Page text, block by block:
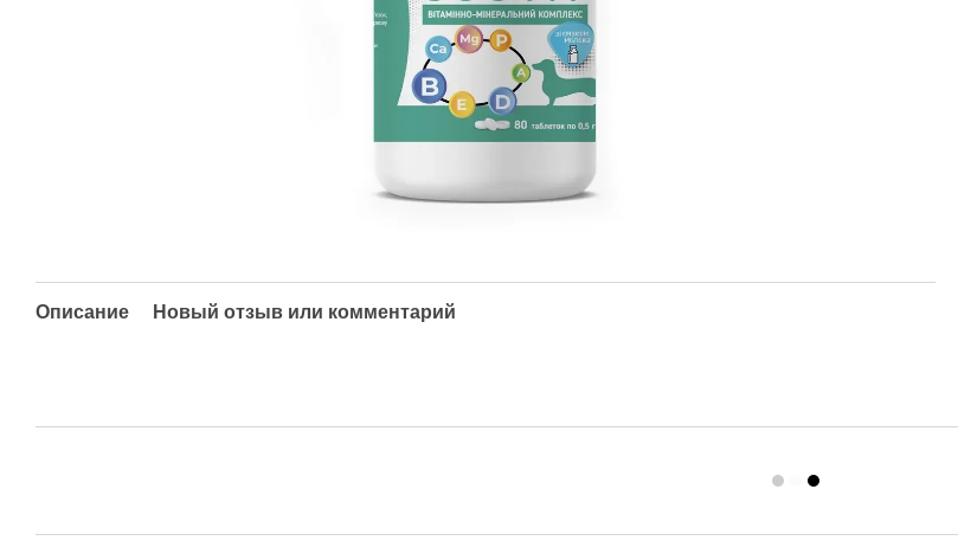
Описание Новый отзыв или комментарий